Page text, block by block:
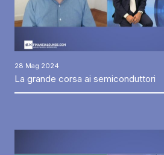
28 Mag 2024
La grande corsa ai semiconduttori